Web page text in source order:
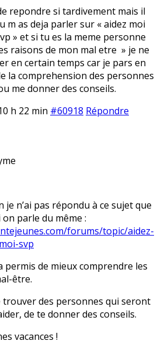
repondre si tardivement mais il
m as deja parler sur « aidez moi
» et si tu es la meme personne
raisons de mon mal etre » je ne
en certain temps car je pars en
la comprehension des personnes
me donner des conseils.
h 22 min #60918 Répondre
je n’ai pas répondu à ce sujet que
parle du même :
forums/topic/aidez-
svp
permis de mieux comprendre les
être.
trouver des personnes qui seront
de te donner des conseils.
vacances !